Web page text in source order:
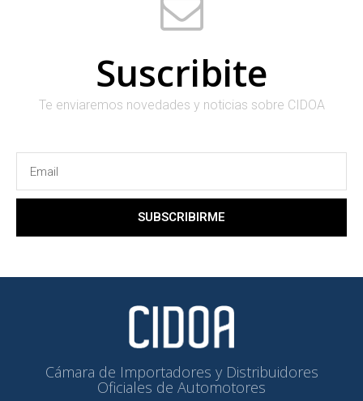
Suscribite
Te enviaremos novedades y noticias sobre CIDOA
SUBSCRIBIRME
Cámara de Importadores y Distribuidores
Oficiales de Automotores